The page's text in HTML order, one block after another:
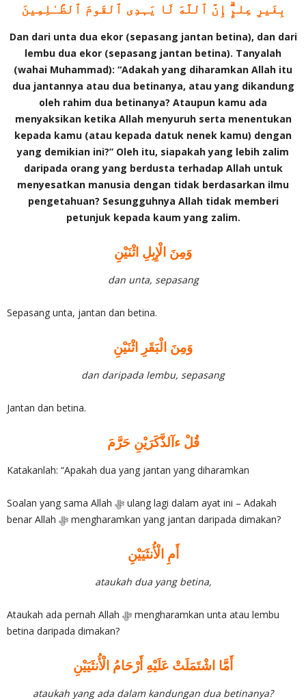
بِغَيرِ عِلمٍ‌ۗ إِنَّ ٱللَّهَ لَا يَہدِى ٱلقَومَ ٱلظَّـٰلِمِينَ
Dan dari unta dua ekor (sepasang jantan betina), dan dari
lembu dua ekor (sepasang jantan betina). Tanyalah
(wahai Muhammad): “Adakah yang diharamkan Allah itu
dua jantannya atau dua betinanya, atau yang dikandung
oleh rahim dua betinanya? Ataupun kamu ada
menyaksikan ketika Allah menyuruh serta menentukan
kepada kamu (atau kepada datuk nenek kamu) dengan
yang demikian ini?” Oleh itu, siapakah yang lebih zalim
daripada orang yang berdusta terhadap Allah untuk
menyesatkan manusia dengan tidak berdasarkan ilmu
pengetahuan? Sesungguhnya Allah tidak memberi
petunjuk kepada kaum yang zalim.
وَمِنَ الْإِبِلِ اثْنَيْنِ
dan unta, sepasang
Sepasang unta, jantan dan betina.
وَمِنَ الْبَقَرِ اثْنَيْنِ
dan daripada lembu, sepasang
Jantan dan betina.
قُلْ ءآلذَّكَرَيْنِ حَرَّمَ
Katakanlah: “Apakah dua yang jantan yang diharamkan
Soalan yang sama Allah ‎ﷻ ulang lagi dalam ayat ini – Adakah
benar Allah ‎ﷻ mengharamkan yang jantan daripada dimakan?
أَمِ الْأُنثَيَيْنِ
ataukah dua yang betina,
Ataukah ada pernah Allah ‎ﷻ mengharamkan unta atau lembu
betina daripada dimakan?
أَمَّا اشْتَمَلَتْ عَلَيْهِ أَرْحَامُ الْأُنثَيَيْنِ
ataukah yang ada dalam kandungan dua betinanya?